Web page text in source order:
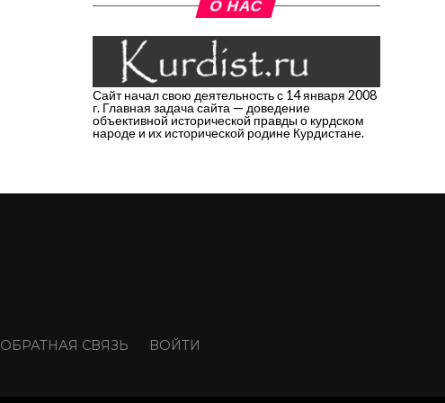
О НАС
Сайт начал свою деятельность с 14 января 2008
г. Главная задача сайта — доведение
объективной исторической правды о курдском
народе и их исторической родине Курдистане.
ОБРАТНАЯ СВЯЗЬ ВОЙТИ